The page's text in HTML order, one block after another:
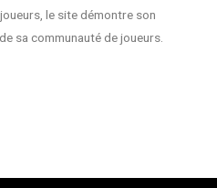
le site démontre son
sa communauté de joueurs.